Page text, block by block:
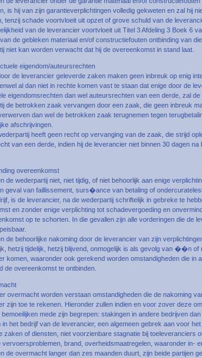
is hij van zijn garantieverplichtingen volledig gekweten en zal hij
tenzij schade voortvloeit uit opzet of grove schuld van de
van de leverancier voortvloeit uit Titel 3 Afdeling 3 Boek 6
de gebleken materiaal en/of constructiefouten ontbinding van
niet kan worden verwacht dat hij de overeenkomst in stand laat.
eigendom/auteursrechten
de leverancier geleverde zaken maken geen inbreuk op enig
al dan niet in rechte komen vast te staan dat enige door de
eigendomsrechten dan wel auteursrechten van een derde, zal
de betrokken zaak vervangen door een zaak, die geen inbreuk
dan wel de betrokken zaak terugnemen tegen
afschrijvingen.
heeft geen recht op vervanging van de zaak, die strijd
van een derde, indien hij de leverancier niet binnen 30 dagen
overeenkomst
de wederpartij niet, niet tijdig, of niet behoorlijk aan enige
geval van faillissement, surs�ance van betaling of
is de leverancier, na de wederpartij schriftelijk in gebreke te
en zonder enige verplichting tot schadevergoeding en
op te schorten. In die gevallen zijn alle vorderingen die de
de behoorlijke nakoming door de leverancier van zijn
hetzij tijdelijk, hetzij blijvend, onmogelijk is als gevolg van ��n
komen, waaronder ook gerekend worden omstandigheden die in
de overeenkomst te ontbinden.
overmacht worden verstaan omstandigheden die de nakoming
zijn toe te rekenen. Hieronder zullen indien en voor zover deze
bemoeilijken mede zijn begrepen: stakingen in andere bedrijven
in het bedrijf van de leverancier, een algemeen gebrek aan voor
zaken of diensten, niet voorzienbare stagnatie bij toeleveranciers
vervoersproblemen, brand, overheidsmaatregelen, waaronder in-
de overmacht langer dan zes maanden duurt, zijn beide partijen